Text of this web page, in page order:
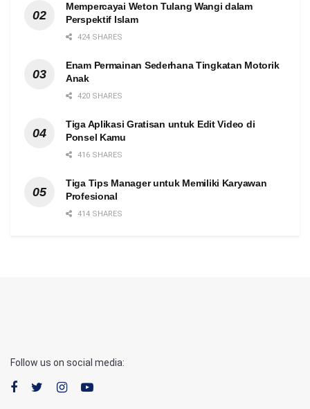
Mempercayai Weton Tulang Wangi dalam
Perspektif Islam
424 SHARES
Enam Permainan Sederhana Tingkatan Motorik
Anak
420 SHARES
Tiga Aplikasi Gratisan untuk Edit Video di
Ponsel Kamu
416 SHARES
Tiga Tips Manager untuk Memiliki Karyawan
Profesional
414 SHARES
Follow us on social media: